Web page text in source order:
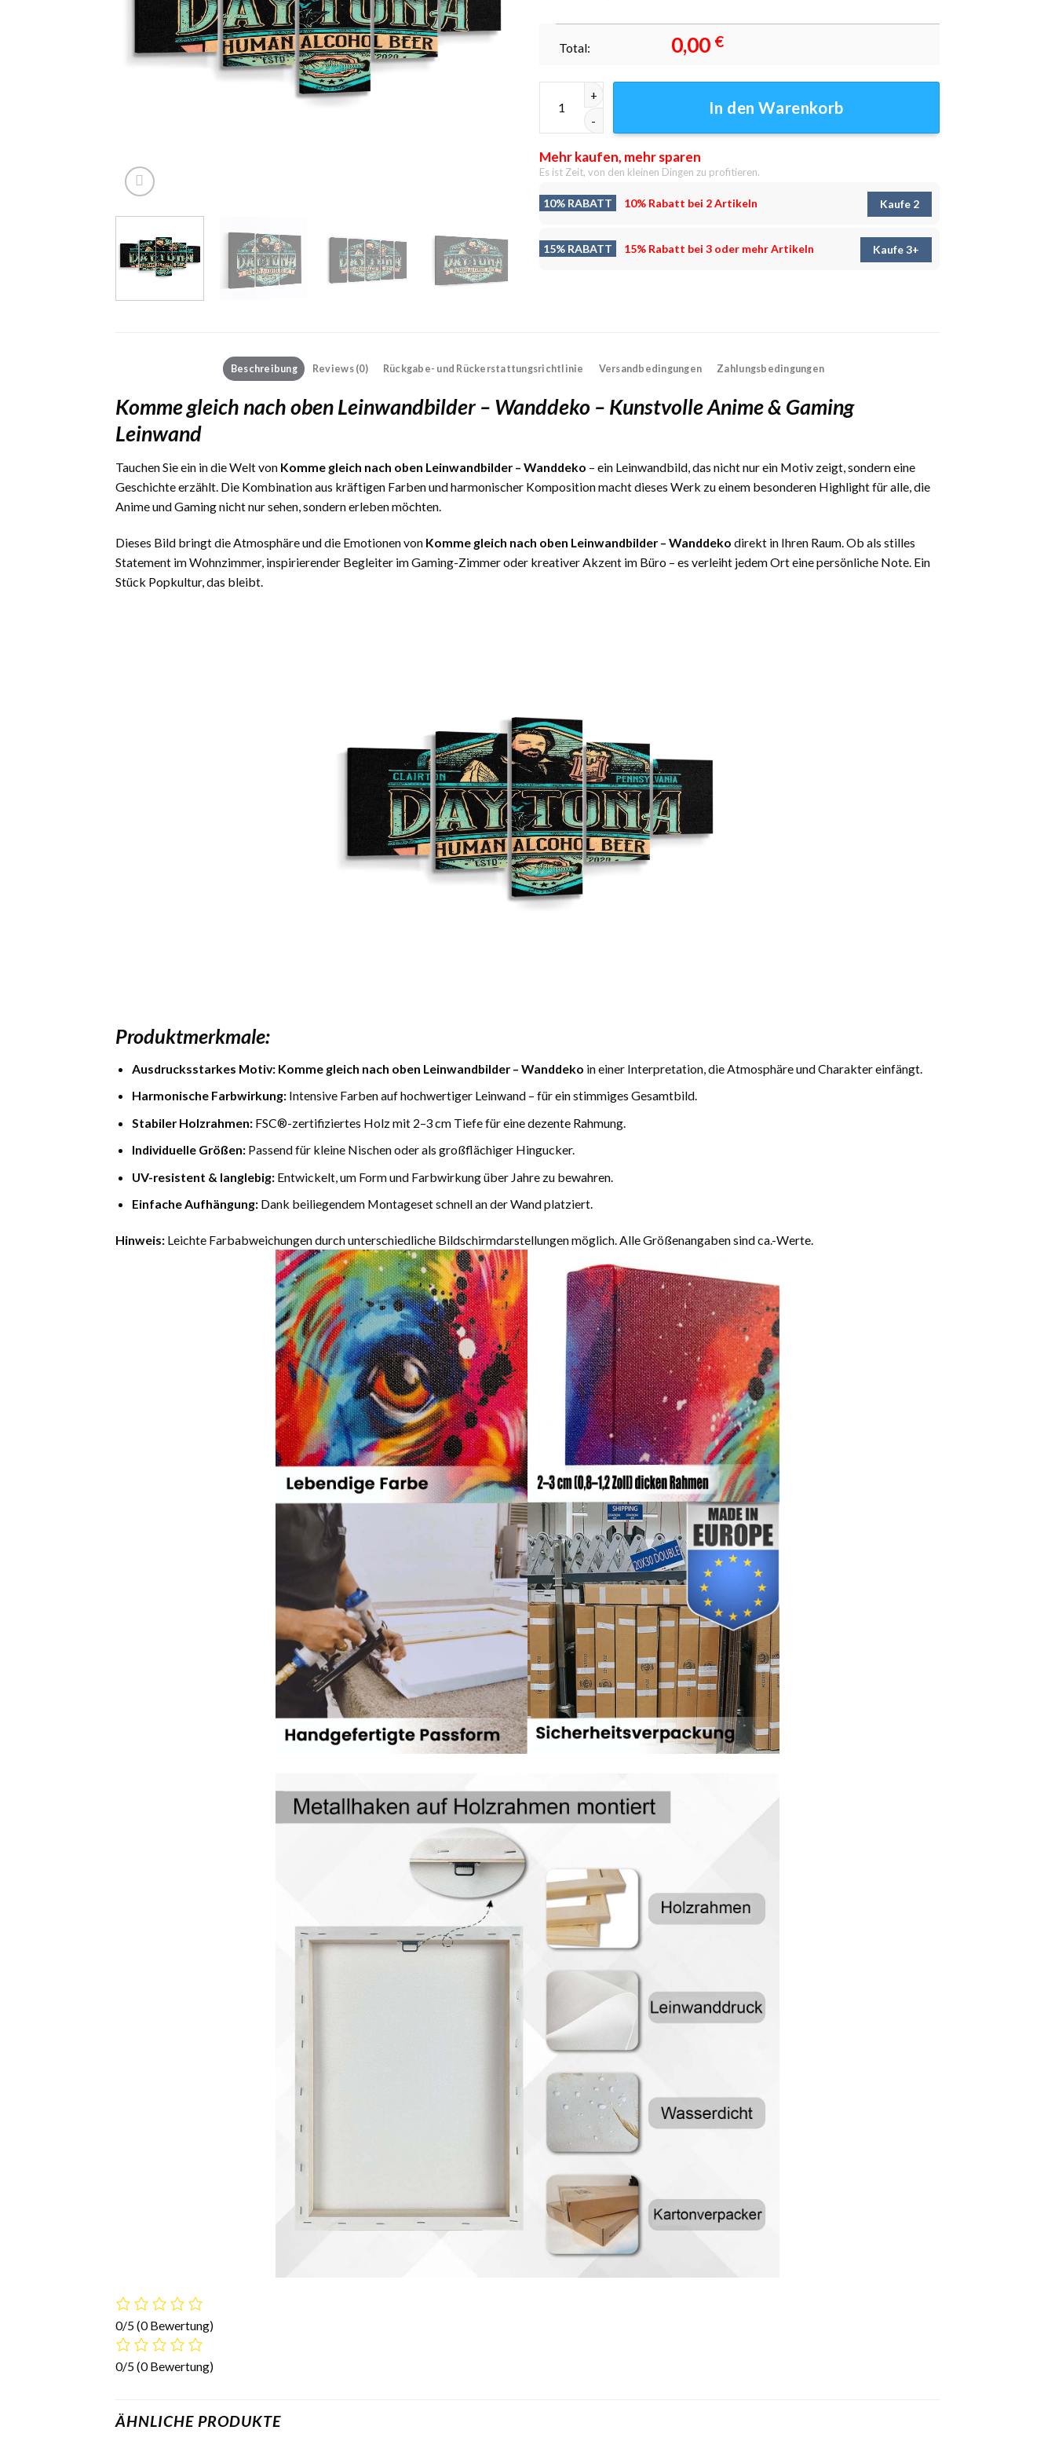
Total: 0,00 €
Komme gleich nach oben Leinwandbilder - Wanddeko Menge
In den Warenkorb
Mehr kaufen, mehr sparen
Es ist Zeit, von den kleinen Dingen zu profitieren.
10% RABATT 10% Rabatt bei 2 Artikeln Kaufe 2
15% RABATT 15% Rabatt bei 3 oder mehr Artikeln Kaufe 3+
Beschreibung Reviews (0) Rückgabe- und Rückerstattungsrichtlinie Versandbedingungen Zahlungsbedingungen
Komme gleich nach oben Leinwandbilder – Wanddeko – Kunstvolle Anime & Gaming
Leinwand
Tauchen Sie ein in die Welt von Komme gleich nach oben Leinwandbilder – Wanddeko – ein Leinwandbild, das nicht nur ein Motiv zeigt, sondern eine
Geschichte erzählt. Die Kombination aus kräftigen Farben und harmonischer Komposition macht dieses Werk zu einem besonderen Highlight für alle, die
Anime und Gaming nicht nur sehen, sondern erleben möchten.
Dieses Bild bringt die Atmosphäre und die Emotionen von Komme gleich nach oben Leinwandbilder – Wanddeko direkt in Ihren Raum. Ob als stilles
Statement im Wohnzimmer, inspirierender Begleiter im Gaming-Zimmer oder kreativer Akzent im Büro – es verleiht jedem Ort eine persönliche Note. Ein
Stück Popkultur, das bleibt.
Produktmerkmale:
Ausdrucksstarkes Motiv: Komme gleich nach oben Leinwandbilder – Wanddeko in einer Interpretation, die Atmosphäre und Charakter einfängt.
Harmonische Farbwirkung:Intensive Farben auf hochwertiger Leinwand – für ein stimmiges Gesamtbild.
Stabiler Holzrahmen:FSC®-zertifiziertes Holz mit 2–3 cm Tiefe für eine dezente Rahmung.
Individuelle Größen:Passend für kleine Nischen oder als großflächiger Hingucker.
UV-resistent & langlebig:Entwickelt, um Form und Farbwirkung über Jahre zu bewahren.
Einfache Aufhängung:Dank beiliegendem Montageset schnell an der Wand platziert.
Hinweis: Leichte Farbabweichungen durch unterschiedliche Bildschirmdarstellungen möglich. Alle Größenangaben sind ca.-Werte.
0/5(0 Bewertung)
0/5(0 Bewertung)
ÄHNLICHE PRODUKTE